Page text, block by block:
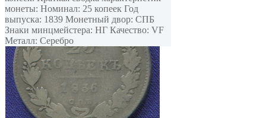
монеты: Номинал: 25 копеек Год
выпуска: 1839 Монетный двор: СПБ
Знаки минцмейстера: НГ Качество: VF
Металл: Серебро